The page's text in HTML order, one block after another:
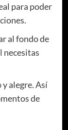
para poder
al fondo de
necesitas
alegre. Así
de